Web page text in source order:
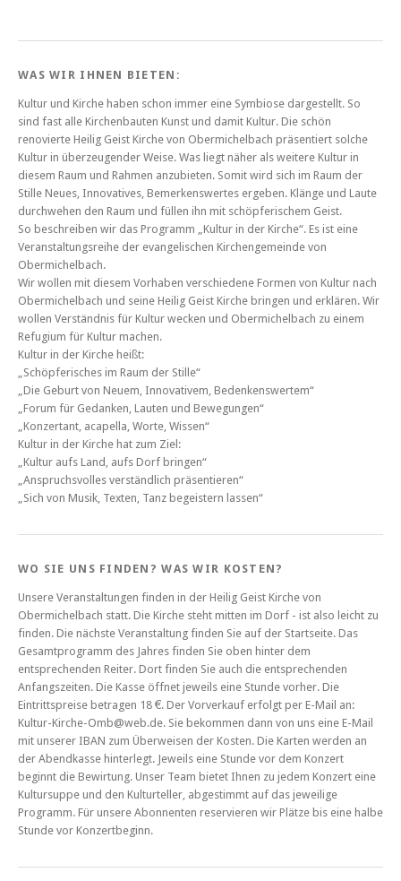
WAS WIR IHNEN BIETEN:
Kultur und Kirche haben schon immer eine Symbiose dargestellt. So
sind fast alle Kirchenbauten Kunst und damit Kultur. Die schön
renovierte Heilig Geist Kirche von Obermichelbach präsentiert solche
Kultur in überzeugender Weise. Was liegt näher als weitere Kultur in
diesem Raum und Rahmen anzubieten. Somit wird sich im Raum der
Stille Neues, Innovatives, Bemerkenswertes ergeben. Klänge und Laute
durchwehen den Raum und füllen ihn mit schöpferischem Geist.
So beschreiben wir das Programm „Kultur in der Kirche“. Es ist eine
Veranstaltungsreihe der evangelischen Kirchengemeinde von
Obermichelbach.
Wir wollen mit diesem Vorhaben verschiedene Formen von Kultur nach
Obermichelbach und seine Heilig Geist Kirche bringen und erklären. Wir
wollen Verständnis für Kultur wecken und Obermichelbach zu einem
Refugium für Kultur machen.
Kultur in der Kirche heißt:
„Schöpferisches im Raum der Stille“
„Die Geburt von Neuem, Innovativem, Bedenkenswertem“
„Forum für Gedanken, Lauten und Bewegungen“
„Konzertant, acapella, Worte, Wissen“
Kultur in der Kirche hat zum Ziel:
„Kultur aufs Land, aufs Dorf bringen“
„Anspruchsvolles verständlich präsentieren“
„Sich von Musik, Texten, Tanz begeistern lassen“
WO SIE UNS FINDEN? WAS WIR KOSTEN?
Unsere Veranstaltungen finden in der Heilig Geist Kirche von
Obermichelbach statt. Die Kirche steht mitten im Dorf - ist also leicht zu
finden. Die nächste Veranstaltung finden Sie auf der Startseite. Das
Gesamtprogramm des Jahres finden Sie oben hinter dem
entsprechenden Reiter. Dort finden Sie auch die entsprechenden
Anfangszeiten. Die Kasse öffnet jeweils eine Stunde vorher. Die
Eintrittspreise betragen 18 €. Der Vorverkauf erfolgt per E-Mail an:
Kultur-Kirche-Omb@web.de. Sie bekommen dann von uns eine E-Mail
mit unserer IBAN zum Überweisen der Kosten. Die Karten werden an
der Abendkasse hinterlegt. Jeweils eine Stunde vor dem Konzert
beginnt die Bewirtung. Unser Team bietet Ihnen zu jedem Konzert eine
Kultursuppe und den Kulturteller, abgestimmt auf das jeweilige
Programm. Für unsere Abonnenten reservieren wir Plätze bis eine halbe
Stunde vor Konzertbeginn.